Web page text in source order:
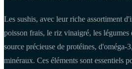
Les sushis, avec leur riche assortiment
poisson frais, le riz vinaigré, les légumes
source précieuse de protéines, d'oméga-
minéraux. Ces éléments sont essentiels